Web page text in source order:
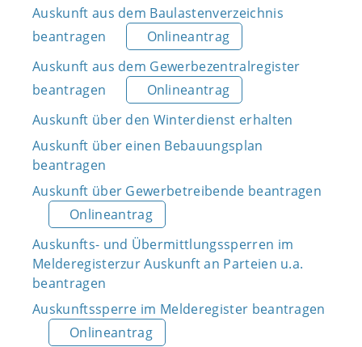
Auskunft aus dem Baulastenverzeichnis
beantragen
Onlineantrag
Auskunft aus dem Gewerbezentralregister
beantragen
Onlineantrag
Auskunft über den Winterdienst erhalten
Auskunft über einen Bebauungsplan
beantragen
Auskunft über Gewerbetreibende beantragen
Onlineantrag
Auskunfts- und Übermittlungssperren im
Melderegisterzur Auskunft an Parteien u.a.
beantragen
Auskunftssperre im Melderegister beantragen
Onlineantrag